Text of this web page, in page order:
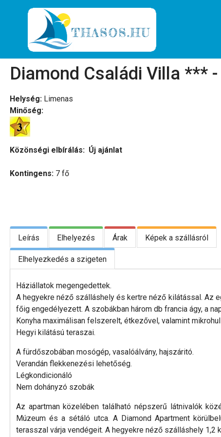
Diamond Családi Villa ***
Helység: Limenas
Minőség:
Közönségi elbírálás: Új ajánlat
Kontingens: 7 fő
Leírás Elhelyezés Árak Képek a szállásról
Elhelyezkedés a szigeten
Háziállatok megengedettek.
A hegyekre néző szálláshely és kertre néző kilátással. Az
főig engedélyezett. A szobákban három db francia ágy, a
Konyha maximálisan felszerelt, étkezővel, valamint
Hegyi kilátású teraszai.
A fürdőszobában mosógép, vasalóálvány, hajszáritó.
Verandán flekkenezési lehetőség.
Légkondicionáló
Nem dohányzó szobák
Az apartman közelében található népszerű látnivalók
Múzeum és a sétáló utca. A Diamond Apartment
terasszal várja vendégeit. A hegyekre néző szálláshely 1,2